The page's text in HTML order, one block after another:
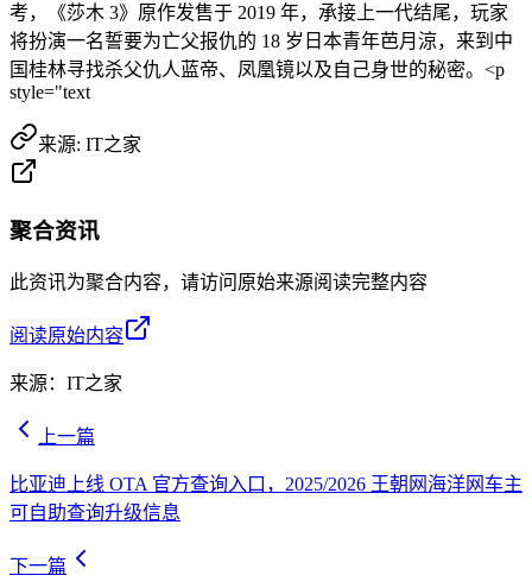
考，《莎木 3》原作发售于 2019 年，承接上一代结尾，玩家
将扮演一名誓要为亡父报仇的 18 岁日本青年芭月涼，来到中
国桂林寻找杀父仇人蓝帝、凤凰镜以及自己身世的秘密。<p
style="text
来源: IT之家
聚合资讯
此资讯为聚合内容，请访问原始来源阅读完整内容
阅读原始内容
来源： IT之家
上一篇
比亚迪上线 OTA 官方查询入口，2025/2026 王朝网海洋网车主
可自助查询升级信息
下一篇